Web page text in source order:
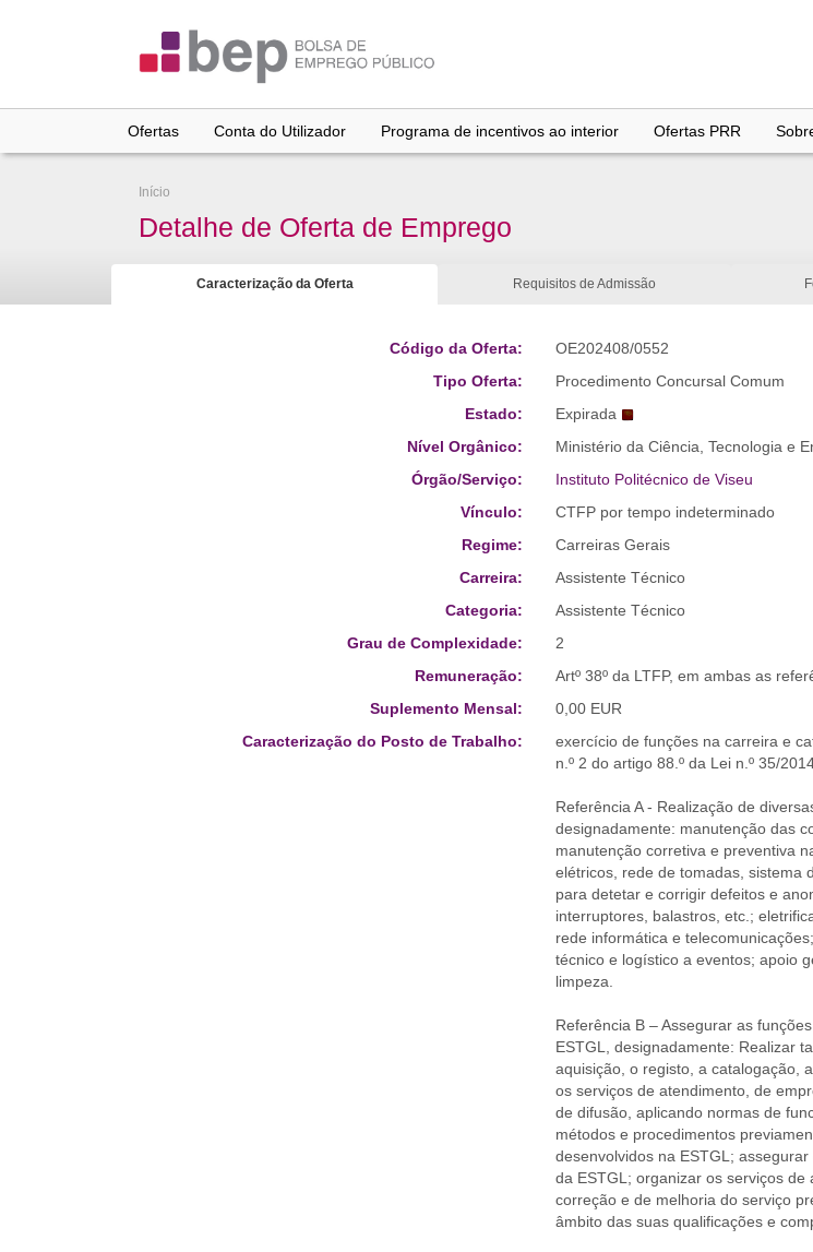
Ofertas Conta do Utilizador Programa de incentivos ao interior Ofertas PRR
Início
Detalhe de Oferta de Emprego
Caracterização da Oferta Requisitos de Admissão
Código da Oferta:
OE202408/0552
Tipo Oferta:
Procedimento Concursal Comum
Estado:
Expirada
Nível Orgânico:
Ministério da Ciência, Tecnologia e
Órgão/Serviço:
Instituto Politécnico de Viseu
Vínculo:
CTFP por tempo indeterminado
Regime:
Carreiras Gerais
Carreira:
Assistente Técnico
Categoria:
Assistente Técnico
Grau de Complexidade:
2
Remuneração:
Artº 38º da LTFP, em ambas as
Suplemento Mensal:
0,00 EUR
Caracterização do Posto de Trabalho:
exercício de funções na carreira e
n.º 2 do artigo 88.º da Lei n.º 35/
Referência A - Realização de
designadamente: manutenção das
manutenção corretiva e preventiva
elétricos, rede de tomadas, sistema
para detetar e corrigir defeitos e
interruptores, balastros, etc.;
rede informática e
técnico e logístico a eventos; apoio
limpeza.
Referência B – Assegurar as
ESTGL, designadamente: Realizar
aquisição, o registo, a catalogação,
os serviços de atendimento, de
de difusão, aplicando normas de
métodos e procedimentos
desenvolvidos na ESTGL;
da ESTGL; organizar os serviços
correção e de melhoria do serviço
âmbito das suas qualificações e